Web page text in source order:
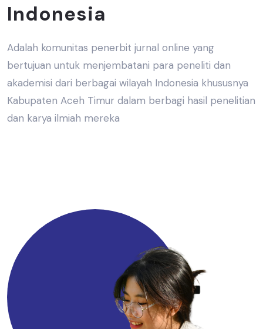
Indonesia
Adalah komunitas penerbit jurnal online yang
bertujuan untuk menjembatani para peneliti dan
akademisi dari berbagai wilayah Indonesia khususnya
Kabupaten Aceh Timur dalam berbagi hasil penelitian
dan karya ilmiah mereka